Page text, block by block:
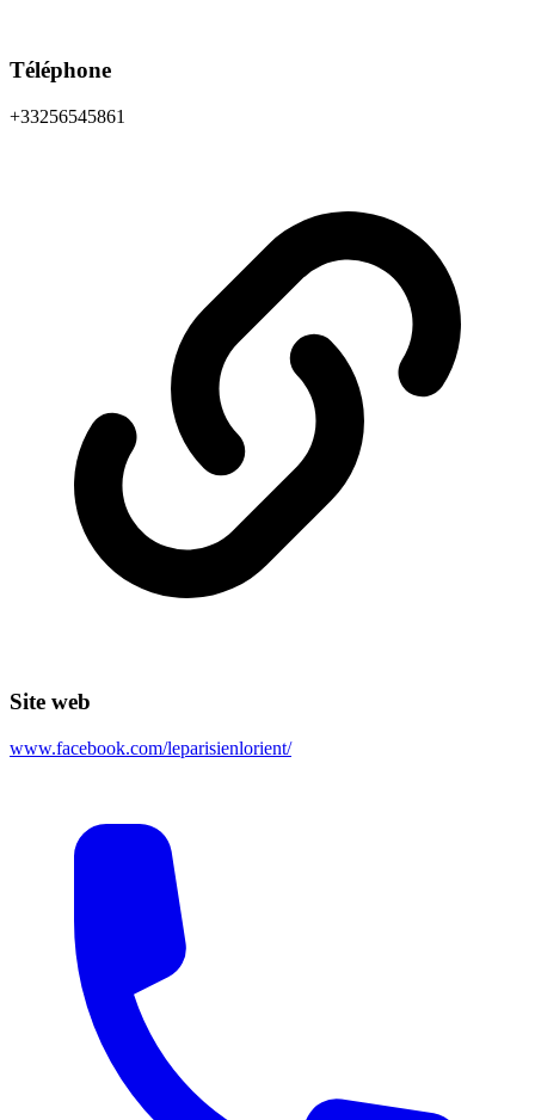
Téléphone
+33256545861
Site web
www.facebook.com/leparisienlorient/